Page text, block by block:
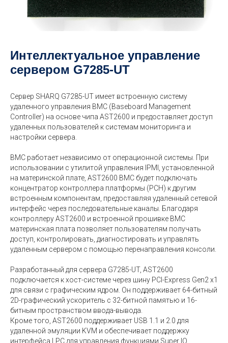
Интеллектуальное управление
сервером G7285-UT
Сервер SHARQ G7285-UT имеет встроенную систему
удаленного управления BMC (Baseboard Management
Controller) на основе чипа AST2600 и предоставляет доступ
удаленных пользователей к системам мониторинга и
настройки сервера.
BMC работает независимо от операционной системы. При
использовании с утилитой управления IPMI, установленной
на материнской плате, AST2600 BMC будет подключать
концентратор контроллера платформы (PCH) к другим
встроенным компонентам, предоставляя удаленный сетевой
интерфейс через последовательные каналы. Благодаря
контроллеру AST2600 и встроенной прошивке BMC
материнская плата позволяет пользователям получать
доступ, контролировать, диагностировать и управлять
удаленным сервером с помощью перенаправления консоли.
Разработанный для сервера G7285-UT, AST2600
подключается к хост-системе через шину PCI-Express Gen2 x1
для связи с графическим ядром. Он поддерживает 64-битный
2D-графический ускоритель с 32-битной памятью и 16-
битным пространством ввода-вывода.
Кроме того, AST2600 поддерживает USB 1.1 и 2.0 для
удаленной эмуляции KVM и обеспечивает поддержку
интерфейса LPC для управления функциями Super IO.